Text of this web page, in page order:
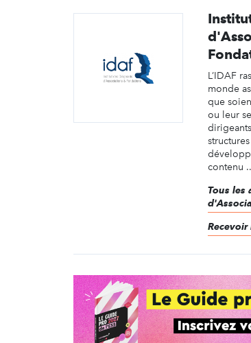
L’IDAF
monde
que
ou leur
contenu
Tous les
Recevoir